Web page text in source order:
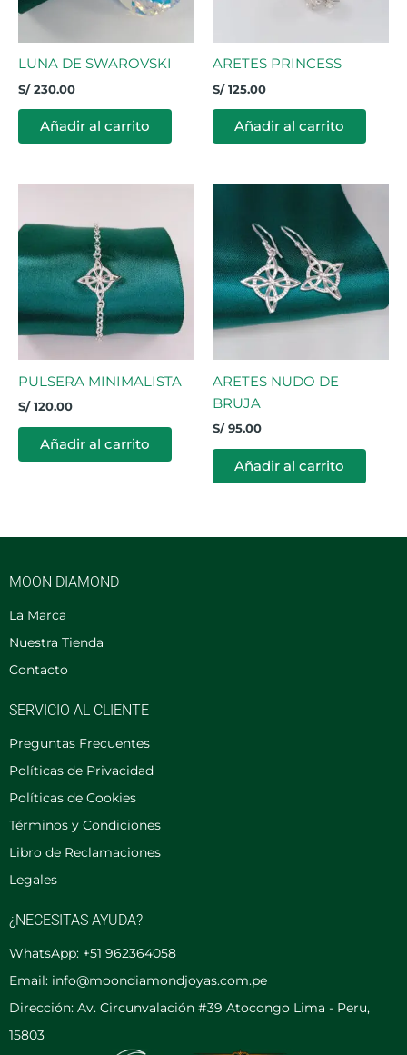
LUNA DE SWAROVSKI
S/230.00
Añadir al carrito
ARETES PRINCESS
S/125.00
Añadir al carrito
PULSERA MINIMALISTA
S/120.00
Añadir al carrito
ARETES NUDO DE
BRUJA
S/95.00
Añadir al carrito
MOON DIAMOND
La Marca
Nuestra Tienda
Contacto
SERVICIO AL CLIENTE
Preguntas Frecuentes
Políticas de Privacidad
Políticas de Cookies
Términos y Condiciones
Libro de Reclamaciones
Legales
¿NECESITAS AYUDA?
WhatsApp: +51 962364058
Email: info@moondiamondjoyas.com.pe
Dirección: Av. Circunvalación #39 Atocongo Lima - Peru,
15803